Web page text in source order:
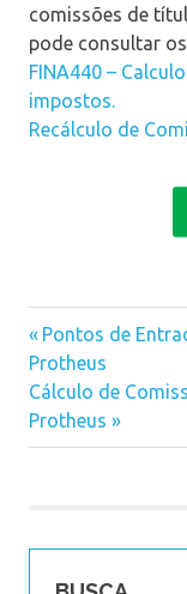
comissões de
pode consultar
FINA440 –
impostos.
Recálculo de
Navegação
de
Post
Previous
Post:
Pontos de
Protheus
Next
Post:
Cálculo de
Protheus